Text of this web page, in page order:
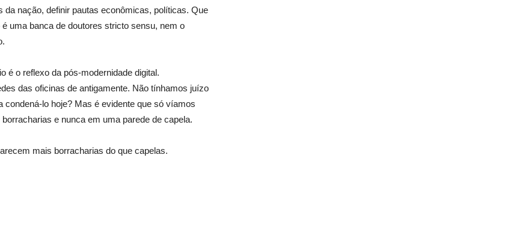
nação, definir pautas econômicas, polí­ticas. Que
uma banca de doutores stricto sensu, nem o
é o reflexo da pós-modernidade digital.
das oficinas de antigamente. Não tí­nhamos juí­zo
lo hoje? Mas é evidente que só ví­amos
e nunca em uma parede de capela.
mais borracharias do que capelas.